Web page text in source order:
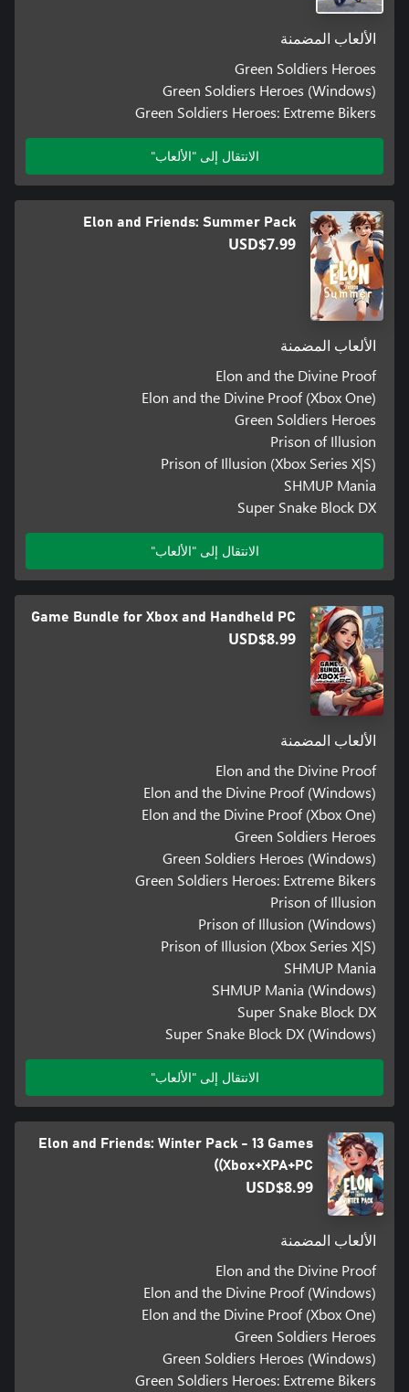
الألعاب المضمنة
Green Soldiers Heroes
Green Soldiers Heroes (Windows)
Green Soldiers Heroes: Extreme Bikers
الانتقال إلى "الألعاب"
Elon and Friends: Summer Pack
USD$7.99
الألعاب المضمنة
Elon and the Divine Proof
Elon and the Divine Proof (Xbox One)
Green Soldiers Heroes
Prison of Illusion
Prison of Illusion (Xbox Series X|S)
SHMUP Mania
Super Snake Block DX
الانتقال إلى "الألعاب"
Game Bundle for Xbox and Handheld PC
USD$8.99
الألعاب المضمنة
Elon and the Divine Proof
Elon and the Divine Proof (Windows)
Elon and the Divine Proof (Xbox One)
Green Soldiers Heroes
Green Soldiers Heroes (Windows)
Green Soldiers Heroes: Extreme Bikers
Prison of Illusion
Prison of Illusion (Windows)
Prison of Illusion (Xbox Series X|S)
SHMUP Mania
SHMUP Mania (Windows)
Super Snake Block DX
Super Snake Block DX (Windows)
الانتقال إلى "الألعاب"
Elon and Friends: Winter Pack - 13 Games
(Xbox+XPA+PC)
USD$8.99
الألعاب المضمنة
Elon and the Divine Proof
Elon and the Divine Proof (Windows)
Elon and the Divine Proof (Xbox One)
Green Soldiers Heroes
Green Soldiers Heroes (Windows)
Green Soldiers Heroes: Extreme Bikers